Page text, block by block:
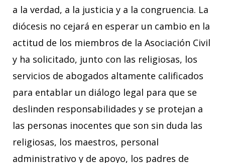
a la verdad, a la justicia y a la congruencia. La
diócesis no cejará en esperar un cambio en la
actitud de los miembros de la Asociación Civil
y ha solicitado, junto con las religiosas, los
servicios de abogados altamente calificados
para entablar un diálogo legal para que se
deslinden responsabilidades y se protejan a
las personas inocentes que son sin duda las
religiosas, los maestros, personal
administrativo y de apoyo, los padres de